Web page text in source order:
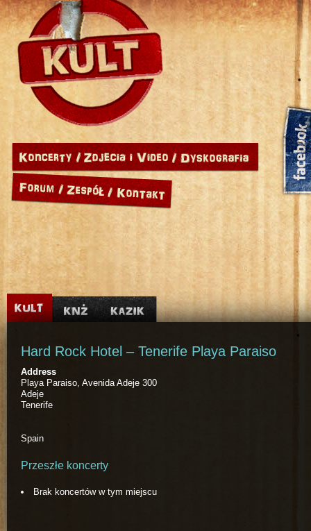
Hard Rock Hotel – Tenerife Playa Paraiso
Address
Playa Paraiso, Avenida Adeje 300
Adeje
Tenerife
Spain
Przeszłe koncerty
Brak koncertów w tym miejscu